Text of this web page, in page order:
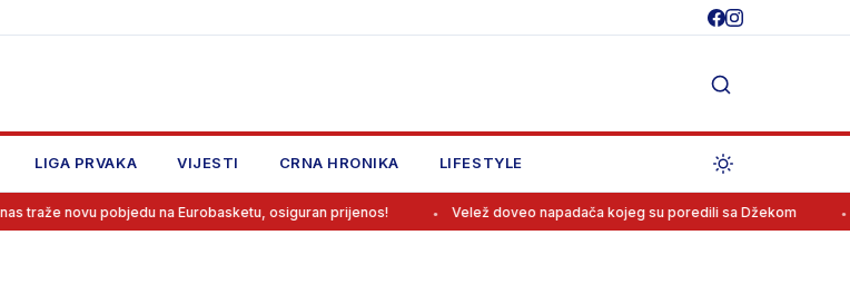
LIGA PRVAKA VIJESTI CRNA HRONIKA LIFESTYLE
pobjedu na Eurobasketu, osiguran prijenos! Velež doveo napadača kojeg su poredili sa Džekom Rodri odbio